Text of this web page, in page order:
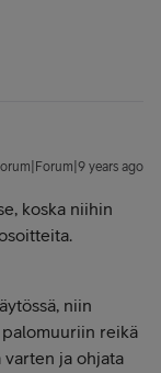
years ago
koska niihin
niin
reikä
ja ohjata